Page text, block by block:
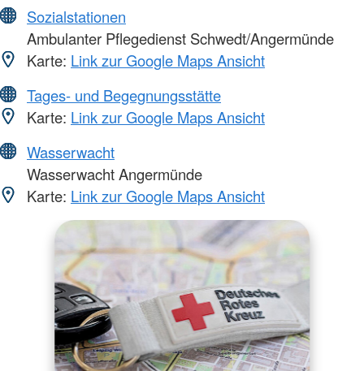
Sozialstationen
Ambulanter Pflegedienst Schwedt/Angermünde
Karte: Link zur Google Maps Ansicht
Tages- und Begegnungsstätte
Karte: Link zur Google Maps Ansicht
Wasserwacht
Wasserwacht Angermünde
Karte: Link zur Google Maps Ansicht